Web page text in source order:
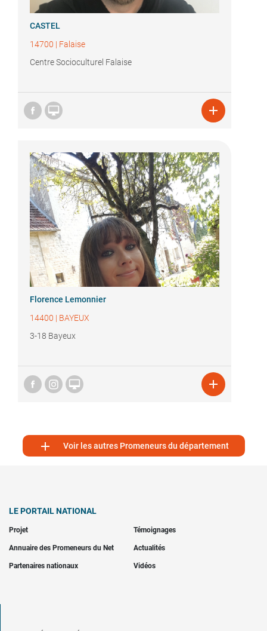
CASTEL
14700 | Falaise
Centre Socioculturel Falaise
 
Florence Lemonnier
14400 | BAYEUX
3-18 Bayeux
 
 Voir les autres Promeneurs du département
LE PORTAIL NATIONAL
Projet Témoignages
Annuaire des Promeneurs du Net Actualités
Partenaires nationaux Vidéos